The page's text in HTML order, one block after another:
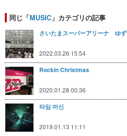
同じ「MUSIC 」カテゴリの記事
さいたまスーパーアリーナ ゆず
2022.03.26 15:54
Rockin Christmas
2020.01.28 00:36
타임 머신
2019.01.13 11:11